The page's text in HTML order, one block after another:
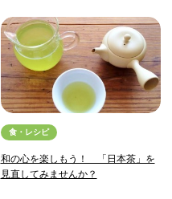
食・レシピ
和の心を楽しもう！ 「日本茶」を
見直してみませんか？